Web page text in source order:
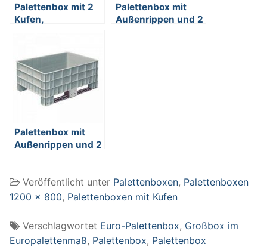
Palettenbox mit 2
Kufen,
Tragkraft 500 kg,
LxBxH 1200 x 800
x 850 mm, Farbe:
grün
Palettenbox mit
Außenrippen und 2
Palettenbox mit
Außenrippen und 2
LxBxH 1170 x 800
x 520 mm, grau
Veröffentlicht unter Palettenboxen, Palettenboxen
1200 x 800, Palettenboxen mit Kufen
Verschlagwortet Euro-Palettenbox, Großbox im
Europalettenmaß, Palettenbox, Palettenbox